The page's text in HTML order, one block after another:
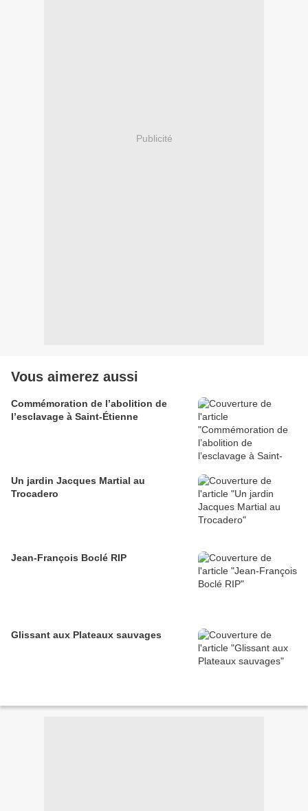
Publicité
Vous aimerez aussi
Commémoration de l’abolition de
l’esclavage à Saint-Étienne
Un jardin Jacques Martial au
Trocadero
Jean-François Boclé RIP
Glissant aux Plateaux sauvages